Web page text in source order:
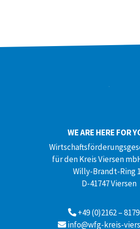
WE ARE HERE FOR
für den Kreis Viersen
Willy-Brandt-Ring
D-41747 Viersen
+49 (0)2162 –
info@wfg-kreis-